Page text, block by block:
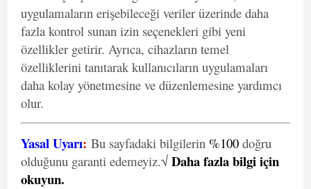
uygulamaların erişebileceği veriler üzerinde daha
fazla kontrol sunan izin seçenekleri gibi yeni
özellikler getirir. Ayrıca, cihazların temel
özelliklerini tanıtarak kullanıcıların uygulamaları
daha kolay yönetmesine ve düzenlemesine yardımcı
olur.
Yasal Uyarı: Bu sayfadaki bilgilerin %100 doğru
olduğunu garanti edemeyiz.√ Daha fazla bilgi için
okuyun.